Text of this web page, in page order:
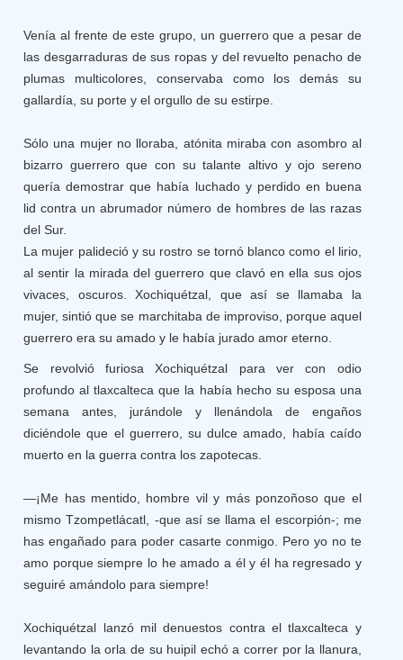
Venía al frente de este grupo, un guerrero que a pesar de
las desgarraduras de sus ropas y del revuelto penacho de
plumas multicolores, conservaba como los demás su
gallardía, su porte y el orgullo de su estirpe.
Sólo una mujer no lloraba, atónita miraba con asombro al
bizarro guerrero que con su talante altivo y ojo sereno
quería demostrar que había luchado y perdido en buena
lid contra un abrumador número de hombres de las razas
del Sur.
La mujer palideció y su rostro se tornó blanco como el lirio,
al sentir la mirada del guerrero que clavó en ella sus ojos
vivaces, oscuros. Xochiquétzal, que así se llamaba la
mujer, sintió que se marchitaba de improviso, porque aquel
guerrero era su amado y le había jurado amor eterno.
Se revolvió furiosa Xochiquétzal para ver con odio
profundo al tlaxcalteca que la había hecho su esposa una
semana antes, jurándole y llenándola de engaños
diciéndole que el guerrero, su dulce amado, había caído
muerto en la guerra contra los zapotecas.
—¡Me has mentido, hombre vil y más ponzoñoso que el
mismo Tzompetlácatl, -que así se llama el escorpión-; me
has engañado para poder casarte conmigo. Pero yo no te
amo porque siempre lo he amado a él y él ha regresado y
seguiré amándolo para siempre!
Xochiquétzal lanzó mil denuestos contra el tlaxcalteca y
levantando la orla de su huipil echó a correr por la llanura,